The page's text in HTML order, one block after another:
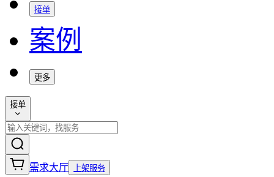
接单
案例
更多
接单
需求大厅 上架服务